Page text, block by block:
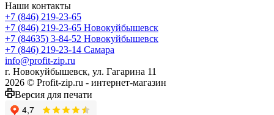
Наши контакты
+7 (846) 219-23-65
+7 (846) 219-23-65 Новокуйбышевск
+7 (84635) 3-84-52 Новокуйбышевск
+7 (846) 219-23-14 Самара
info@profit-zip.ru
г. Новокуйбышевск, ул. Гагарина 11
2026 © Profit-zip.ru - интернет-магазин
Версия для печати